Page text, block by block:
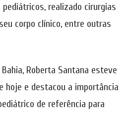
realizado cirurgias
corpo clínico, entre outras
Roberta Santana esteve
hoje e destacou a importância
de referência para